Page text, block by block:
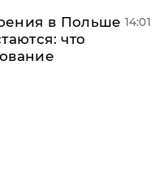
в Польше
что
14:01